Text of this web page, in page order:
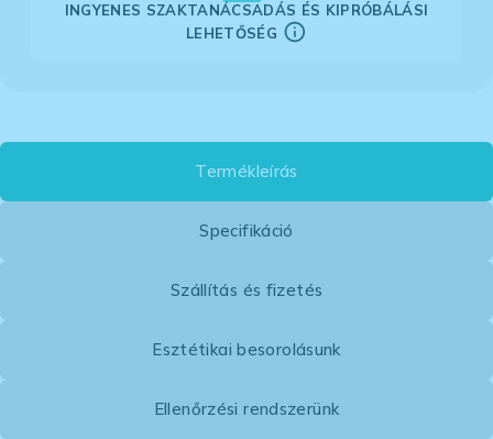
INGYENES SZAKTANÁCSADÁS ÉS KIPRÓBÁLÁSI
LEHETŐSÉG
Termékleírás
Specifikáció
Szállítás és fizetés
Esztétikai besorolásunk
Ellenőrzési rendszerünk